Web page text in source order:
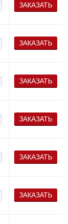
ЗАКАЗАТЬ
ЗАКАЗАТЬ
ЗАКАЗАТЬ
ЗАКАЗАТЬ
ЗАКАЗАТЬ
ЗАКАЗАТЬ